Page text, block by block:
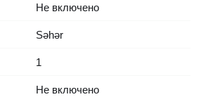
Не включено
Səhər
1
Не включено